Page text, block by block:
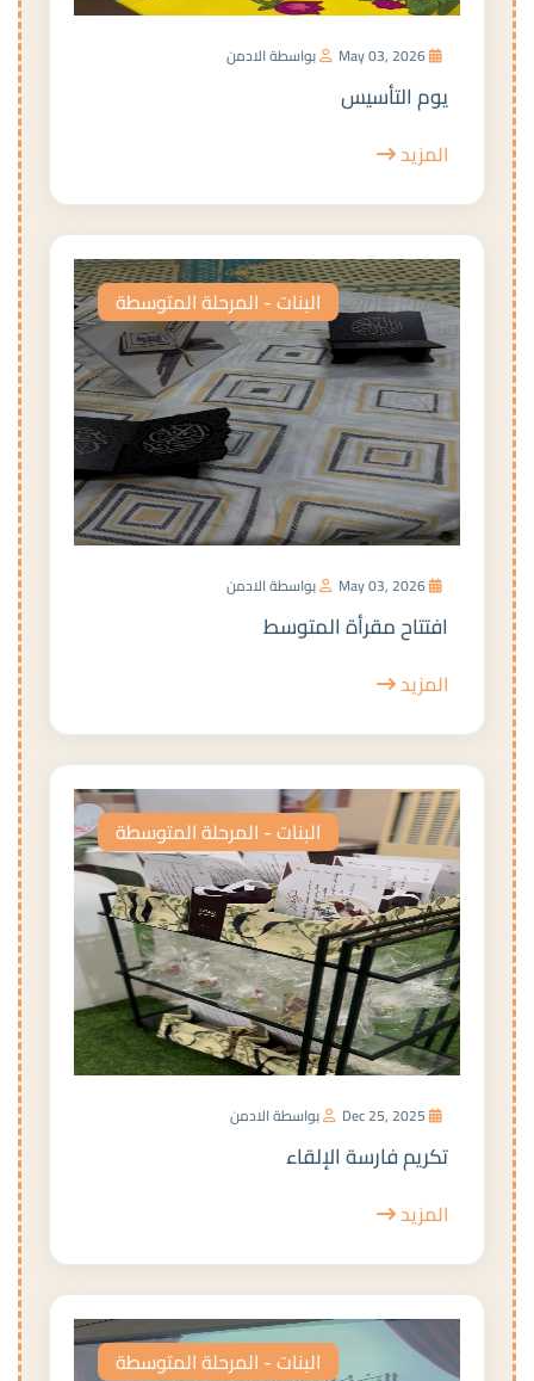
بواسطة الادمن
يوم التأسيس
المزيد
البنات - المرحلة المتوسطة
بواسطة الادمن
افتتاح مقرأة المتوسط
المزيد
البنات - المرحلة المتوسطة
بواسطة الادمن
تكريم فارسة الإلقاء
المزيد
البنات - المرحلة المتوسطة